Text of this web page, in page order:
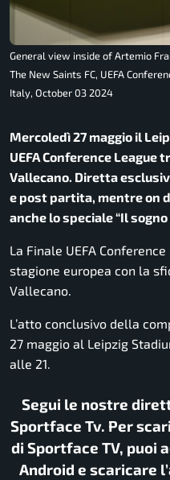
General view inside of Artemio
The New Saints FC, UEFA
Italy, October 03 2024
Mercoledì 27 maggio il
UEFA Conference League
Vallecano. Diretta
e post partita, mentre on
anche lo speciale “Il sogno
La Finale UEFA Conference
stagione europea con la
Vallecano.
L’atto conclusivo della
27 maggio al Leipzig
alle 21.
Segui le nostre
Sportface Tv. Per
di Sportface TV, puoi
Android e scaricare